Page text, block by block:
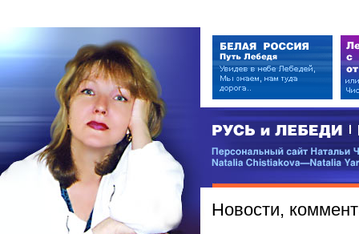
РУСЬ и ЛЕБЕДИ | RUSI —
Персональный сайт Натальи
Новости,